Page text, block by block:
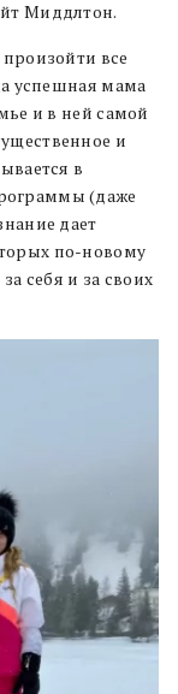
Миддлтон.
все
успешная мама
и в ней самой
и
в
(даже
дает
по-новому
себя и за своих